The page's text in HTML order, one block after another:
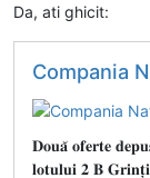
Da, ati ghicit:
Compania
𝐃𝐨𝐮𝐚̆ 𝐨𝐟𝐞𝐫𝐭𝐞
𝐥𝐨𝐭𝐮𝐥𝐮𝐢 𝟐 𝐁